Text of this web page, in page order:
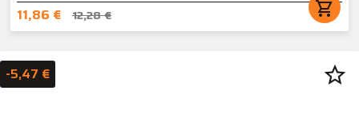
11,86 €
12,28 € shopping_cart
-5,47 € star_border